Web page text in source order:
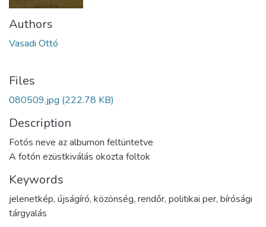
Authors
Vasadi Ottó
Files
080509.jpg (222.78 KB)
Description
Fotós neve az albumon feltüntetve
A fotón ezüstkiválás okozta foltok
Keywords
jelenetkép, újságíró, közönség, rendőr, politikai per, bírósági
tárgyalás